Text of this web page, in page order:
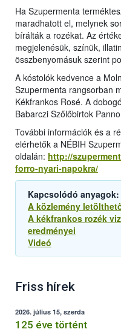
Ha Szupermenta
maradhatott el, melynek
bírálták a rozékat. Az
megjelenésük, színük,
összbenyomásuk szerint
A kóstolók kedvence a
Szupermenta rangsorban
Kékfrankos Rosé. A
Babarczi Szőlőbirtok
További információk és a
elérhetők a NÉBIH
oldalán: http://
forro-nyari-napokra/
Kapcsolódó anyagok:
A közlemény
A kékfrankos rozék
eredményei
Videó
Friss hírek
2026. július 15, szerda
125 éve történt